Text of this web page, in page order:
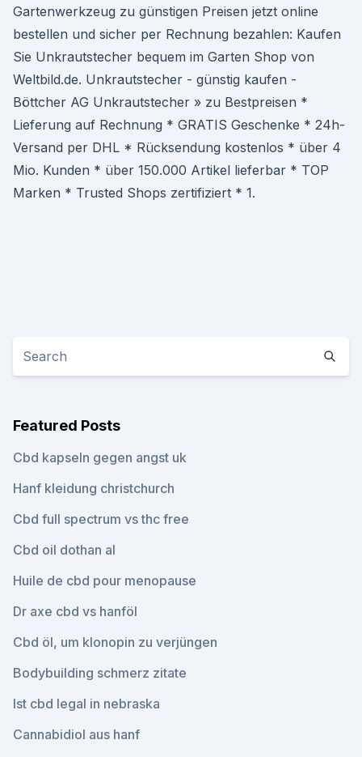
Gartenwerkzeug zu günstigen Preisen jetzt online
bestellen und sicher per Rechnung bezahlen: Kaufen
Sie Unkrautstecher bequem im Garten Shop von
Weltbild.de. Unkrautstecher - günstig kaufen -
Böttcher AG Unkrautstecher » zu Bestpreisen *
Lieferung auf Rechnung * GRATIS Geschenke * 24h-
Versand per DHL * Rücksendung kostenlos * über 4
Mio. Kunden * über 150.000 Artikel lieferbar * TOP
Marken * Trusted Shops zertifiziert * 1.
Featured Posts
Cbd kapseln gegen angst uk
Hanf kleidung christchurch
Cbd full spectrum vs thc free
Cbd oil dothan al
Huile de cbd pour menopause
Dr axe cbd vs hanföl
Cbd öl, um klonopin zu verjüngen
Bodybuilding schmerz zitate
Ist cbd legal in nebraska
Cannabidiol aus hanf